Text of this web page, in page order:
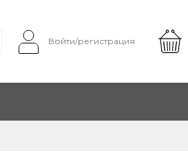
Войти/регистрация